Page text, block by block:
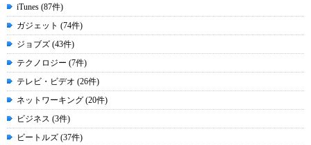
iTunes (87件)
ガジェット (74件)
ジョブズ (43件)
テクノロジー (7件)
テレビ・ビデオ (26件)
ネットワーキング (20件)
ビジネス (3件)
ビートルズ (37件)